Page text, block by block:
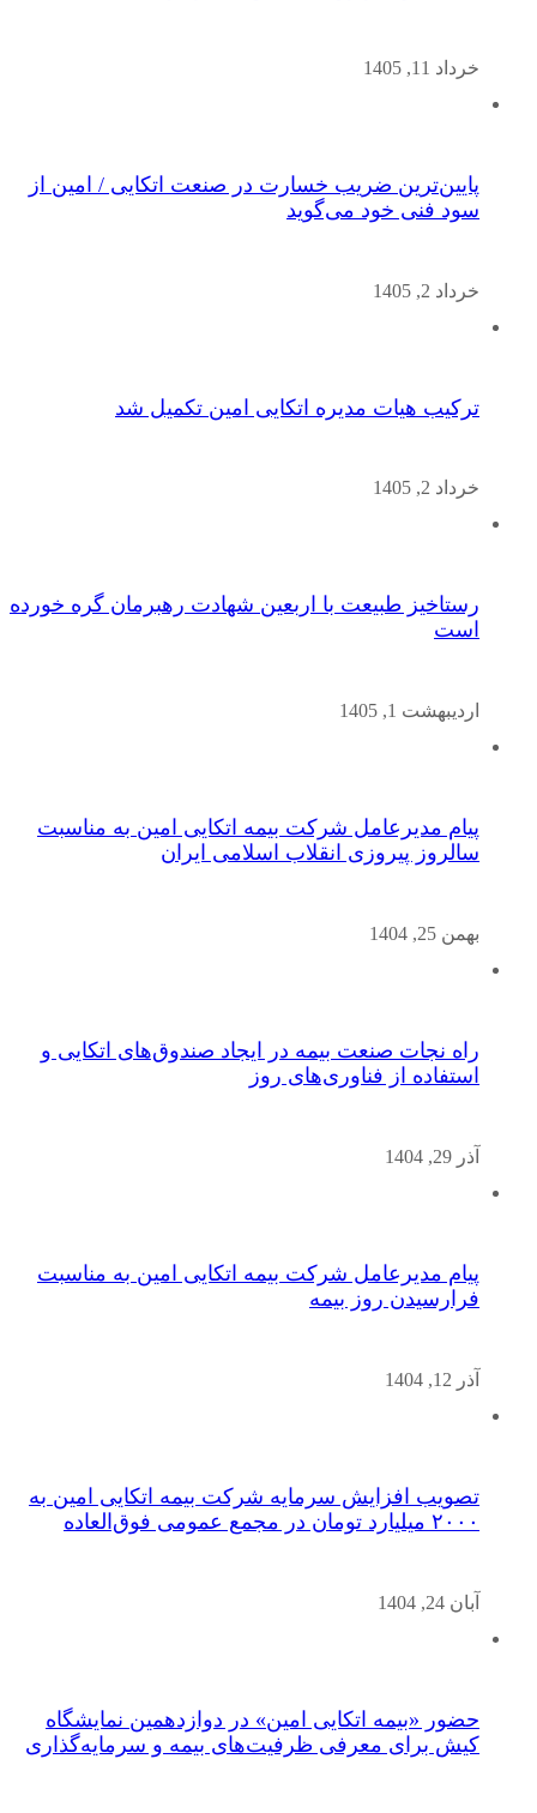
خرداد 11, 1405
پایین‌ترین ضریب خسارت در صنعت اتکایی / امین از
سود فنی خود می‌گوید
خرداد 2, 1405
ترکیب هیات مدیره اتکایی امین تکمیل شد
خرداد 2, 1405
رستاخیز طبیعت با اربعین شهادت رهبرمان گره خورده
است
اردیبهشت 1, 1405
پیام مدیرعامل شرکت بیمه اتکایی امین به مناسبت
سالروز پیروزی انقلاب اسلامی ایران
بهمن 25, 1404
راه نجات صنعت بیمه در ایجاد صندوق‌های اتکایی و
استفاده از فناوری‌های روز
آذر 29, 1404
پیام مدیرعامل شرکت بیمه اتکایی امین به مناسبت
فرارسیدن روز بیمه
آذر 12, 1404
تصویب افزایش سرمایه شرکت بیمه اتکایی امین به
۲۰۰۰ میلیارد تومان در مجمع عمومی فوق‌العاده
آبان 24, 1404
حضور «بیمه اتکایی امین» در دوازدهمین نمایشگاه
کیش برای معرفی ظرفیت‌های بیمه و سرمایه‌گذاری